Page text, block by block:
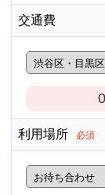
交通費
0
利用場所 必須